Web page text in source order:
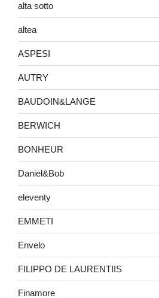
alta sotto
altea
ASPESI
AUTRY
BAUDOIN&LANGE
BERWICH
BONHEUR
Daniel&Bob
eleventy
EMMETI
Envelo
FILIPPO DE LAURENTIIS
Finamore